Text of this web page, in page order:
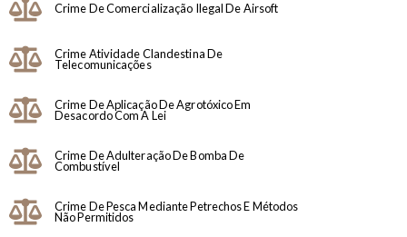
Crime De Comercialização Ilegal De Airsoft
Crime Atividade Clandestina De
Telecomunicações
Crime De Aplicação De Agrotóxico Em
Desacordo Com A Lei
Crime De Adulteração De Bomba De
Combustível
Crime De Pesca Mediante Petrechos E Métodos
Não Permitidos